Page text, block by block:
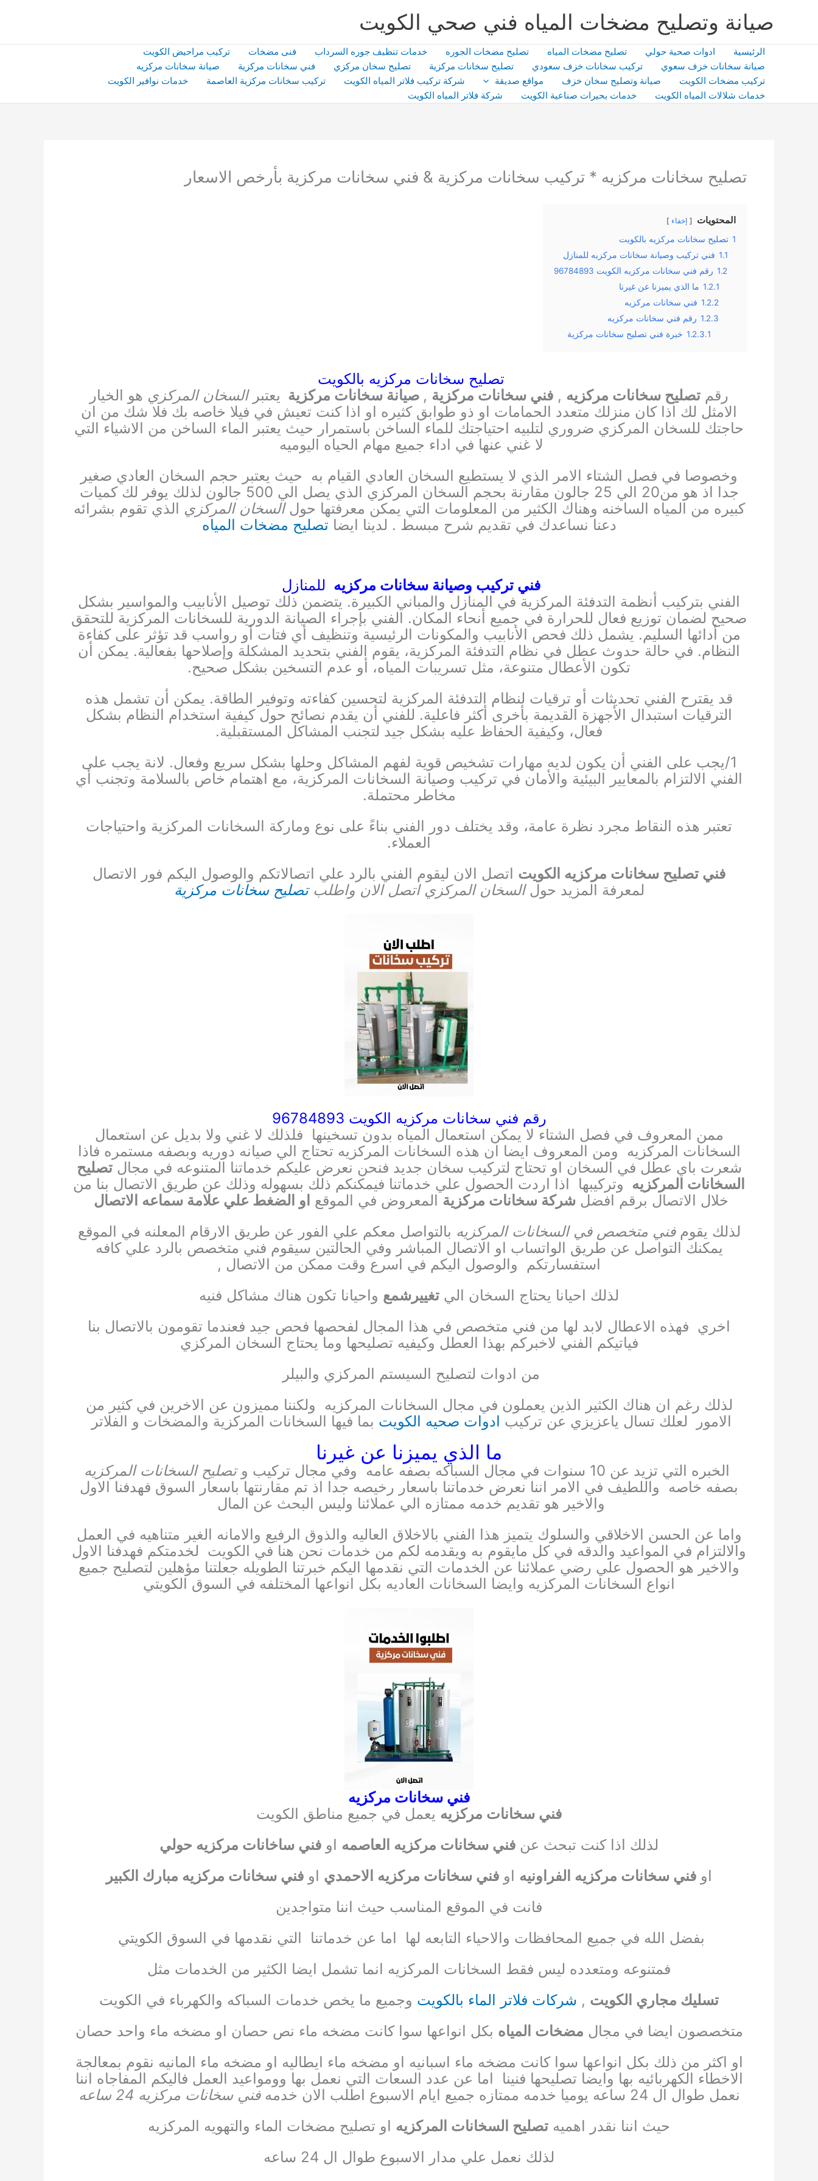
صيانة وتصليح مضخات المياه فني صحي الكويت
الرئيسية ادوات صحية حولي تصليح مضخات المياه تصليح مضخات الجوره خدمات تنظيف جوره السرداب فنى مضخات
تركيب مراحيض الكويت
صيانة سخانات خزف سعوي
تركيب سخانات خزف سعودي تصليح سخانات مركزية تصليح سخان مركزي فني سخانات مركزية
صيانة سخانات مركزيه
تركيب مضخات الكويت
صيانة وتصليح سخان خزف مواقع صديقة شركة تركيب فلاتر المياه الكويت تركيب سخانات مركزية العاصمة
خدمات نوافير الكويت
خدمات شلالات المياه الكويت
خدمات بحيرات صناعية الكويت شركة فلاتر المياه الكويت
تصليح سخانات مركزيه * تركيب سخانات مركزية & فني سخانات مركزية بأرخص الاسعار
المحتويات إخفاء
1 تصليح سخانات مركزيه بالكويت
1.1 فني تركيب وصيانة سخانات مركزيه للمنازل
1.2 رقم فني سخانات مركزيه الكويت 96784893
1.2.1 ما الذي يميزنا عن غيرنا
1.2.2 فني سخانات مركزيه
1.2.3 رقم فني سخانات مركزيه
1.2.3.1 خبرة فني تصليح سخانات مركزية
تصليح سخانات مركزيه بالكويت
رقم تصليح سخانات مركزيه , فني سخانات مركزية , صيانة سخانات مركزية يعتبرالسخان المركزي هو الخيار
الامثل لك اذا كان منزلك متعدد الحمامات او ذو طوابق كثيره او اذا كنت تعيش في فيلا خاصه بك فلا شك من ان
حاجتك للسخان المركزي ضروري لتلبيه احتياجتك للماء الساخن باستمرار حيث يعتبر الماء الساخن من الاشياء التي
لا غني عنها في اداء جميع مهام الحياه اليوميه
وخصوصا في فصل الشتاء الامر الذي لا يستطيع السخان العادي القيام به حيث يعتبر حجم السخان العادي صغير
جدا اذ هو من20 الي 25 جالون مقارنة بحجم السخان المركزي
الذي يصل الي 500 جالون لذلك يوفر لك كميات
كبيره من المياه الساخنه وهناك الكثير من المعلومات التي يمكن معرفتها حولالسخان المركزي الذي تقوم بشرائه
دعنا نساعدك في تقديم شرح مبسط . لدينا ايضا تصليح مضخات المياه
فني تركيب وصيانة سخانات مركزيه للمنازل
الفني بتركيب أنظمة التدفئة المركزية في المنازل والمباني الكبيرة. يتضمن ذلك توصيل الأنابيب والمواسير بشكل
صحيح لضمان توزيع فعال للحرارة في جميع أنحاء المكان. الفني بإجراء الصيانة الدورية للسخانات المركزية للتحقق
من أدائها السليم. يشمل ذلك فحص الأنابيب والمكونات الرئيسية وتنظيف أي فتات أو رواسب قد تؤثر على كفاءة
النظام. في حالة حدوث عطل في نظام التدفئة المركزية، يقوم الفني بتحديد المشكلة وإصلاحها بفعالية. يمكن أن
تكون الأعطال متنوعة، مثل تسريبات المياه، أو عدم التسخين بشكل صحيح.
قد يقترح الفني تحديثات أو ترقيات لنظام التدفئة المركزية لتحسين كفاءته وتوفير الطاقة. يمكن أن تشمل هذه
الترقيات استبدال الأجهزة القديمة بأخرى أكثر فاعلية. للفني أن يقدم نصائح حول كيفية استخدام النظام بشكل
فعال، وكيفية الحفاظ عليه بشكل جيد لتجنب المشاكل المستقبلية.
1/يجب على الفني أن يكون لديه مهارات تشخيص قوية لفهم المشاكل وحلها بشكل سريع وفعال. لانة
يجب على
الفني الالتزام بالمعايير البيئية والأمان في تركيب وصيانة السخانات المركزية، مع اهتمام خاص بالسلامة وتجنب أي
مخاطر محتملة.
تعتبر هذه النقاط مجرد نظرة عامة، وقد يختلف دور الفني بناءً على نوع وماركة السخانات المركزية واحتياجات
العملاء.
فني تصليح سخانات مركزيه الكويت اتصل الان ليقوم الفني بالرد علي اتصالاتكم والوصول اليكم فور الاتصال
لمعرفة المزيد حولالسخان المركزي اتصل الان واطلبتصليح سخانات مركزية
رقم فني سخانات مركزيه الكويت 96784893
ممن المعروف في فصل الشتاء لا يمكن استعمال المياه بدون تسخينها فلذلك لا غني ولا بديل عن استعمال
السخانات المركزيه ومن المعروف ايضا ان هذه السخانات المركزيه تحتاج الي صيانه دوريه وبصفه مستمره فاذا
شعرت باي عطل في السخان او تحتاج لتركيب سخان جديد فنحن نعرض عليكم خدماتنا المتنوعه في مجالتصليح
السخانات المركزيه وتركيبها اذا اردت الحصول علي خدماتنا فيمكنكم ذلك بسهوله وذلك عن طريق الاتصال بنا من
خلال الاتصال برقم افضل شركة سخانات مركزية المعروض في الموقع او الضغط علي علامة سماعه الاتصال
لذلك يقومفني متخصص في السخانات المركزيه بالتواصل معكم علي الفور عن طريق الارقام المعلنه في الموقع
يمكنك التواصل عن طريق الواتساب او الاتصال المباشر وفي الحالتين سيقوم فني متخصص بالرد علي كافه
استفسارتكم والوصول اليكم في اسرع وقت ممكن من الاتصال ,
لذلك احيانا يحتاج السخان الي تغييرشمع واحيانا تكون هناك مشاكل فنيه
اخري فهذه الاعطال لابد لها من فني متخصص في هذا المجال لفحصها فحص جيد فعندما تقومون بالاتصال بنا
فياتيكم الفني لاخبركم بهذا العطل وكيفيه تصليحها وما يحتاج السخان المركزي
من ادوات لتصليح السيستم المركزي والبيلر
لذلك رغم ان هناك الكثير الذين يعملون في مجال السخانات المركزيه ولكننا مميزون عن الاخرين في كثير من
الامور لعلك تسال ياعزيزي عن تركيب ادوات صحيه الكويت بما فيها السخانات المركزية والمضخات و الفلاتر
ما الذي يميزنا عن غيرنا
الخبره التي تزيد عن 10 سنوات في مجال السباكه بصفه عامه وفي مجال تركيب وتصليح السخانات المركزيه
بصفه خاصه واللطيف في الامر اننا نعرض خدماتنا باسعار رخيصه جدا اذ تم مقارنتها باسعار السوق فهدفنا الاول
والاخير هو تقديم خدمه ممتازه الي عملائنا وليس البحث عن المال
واما عن الحسن الاخلاقي والسلوك يتميز هذا الفني بالاخلاق العاليه والذوق الرفيع والامانه الغير متناهيه في العمل
والالتزام في المواعيد والدقه في كل مايقوم به ويقدمه لكم من خدمات نحن هنا في الكويت لخدمتكم فهدفنا الاول
والاخير هو الحصول علي رضي عملائنا عن الخدمات التي نقدمها اليكم خبرتنا الطويله جعلتنا مؤهلين لتصليح جميع
انواع السخانات المركزيه وايضا السخانات العاديه بكل انواعها المختلفه في السوق الكويتي
فني سخانات مركزيه
فني سخانات مركزيه يعمل في جميع مناطق الكويت
لذلك اذا كنت تبحث عن فني سخانات مركزيه العاصمه او فني ساخانات مركزيه حولي
او فني سخانات مركزيه الفراونيه او فني سخانات مركزيه الاحمدي او فني سخانات مركزيه مبارك الكبير
فانت في الموقع المناسب حيث اننا متواجدين
بفضل الله في جميع المحافظات والاحياء التابعه لها اما عن خدماتنا التي نقدمها في السوق الكويتي
فمتنوعه ومتعدده ليس فقط السخانات المركزيه انما تشمل ايضا الكثير من الخدمات مثل
تسليك مجاري الكويت , شركات فلاتر الماء بالكويت وجميع ما يخص خدمات السباكه والكهرباء في الكويت
متخصصون ايضا في مجال مضخات المياه بكل انواعها سوا كانت مضخه ماء نص حصان او مضخه ماء واحد حصان
او اكثر من ذلك بكل انواعها سوا كانت مضخه ماء اسبانيه او مضخه ماء ايطاليه او مضخه ماء المانيه نقوم بمعالجة
الاخطاء الكهربائيه بها وايضا تصليحها فنينا اما عن عدد السعات التي نعمل بها وومواعيد العمل فاليكم المفاجاه اننا
نعمل طوال ال 24 ساعه يوميا
خدمه ممتازه جميع ايام الاسبوع اطلب الان خدمهفني سخانات مركزيه 24 ساعه
حيث اننا نقدر اهميه تصليح السخانات المركزيه او تصليح مضخات الماء والتهويه المركزيه
لذلك نعمل علي مدار الاسبوع طوال ال 24 ساعه